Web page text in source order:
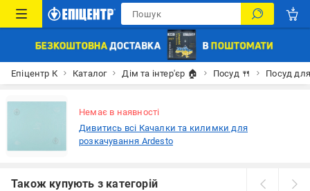
Епіцентр К Каталог Дім та інтер'єр 🏠 Посуд 🍴 Посуд
Немає в наявності
Дивитись всі Качалки та килимки для
розкачування Ardesto
Також купують з категорій